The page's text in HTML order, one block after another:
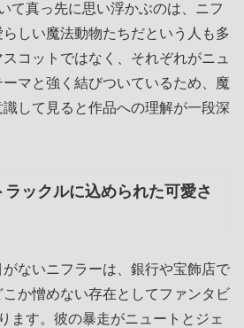
て真っ先に思い浮かぶのは、ニフ
しい魔法動物たちだという人も多
コットではなく、それぞれがニュ
マと強く結びついているため、魔
して見ると作品への理解が一段深
ックルに込められた可愛さ
ないニフラーは、銀行や宝飾店で
か憎めない存在としてファンタビ
ます。彼の暴走がニュートとジェ